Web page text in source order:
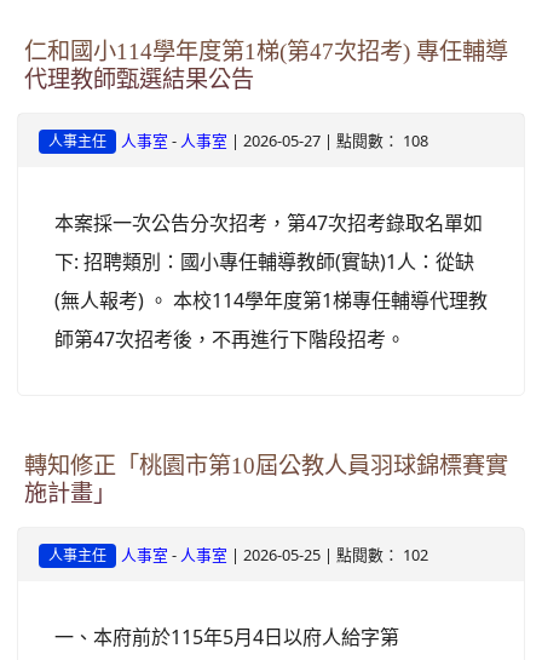
仁和國小114學年度第1梯(第47次招考) 專任輔導
代理教師甄選結果公告
人事主任 人事室 - 人事室 | 2026-05-27 | 點閱數： 108
本案採一次公告分次招考，第47次招考錄取名單如
下: 招聘類別：國小專任輔導教師(實缺)1人：從缺
(無人報考) 。 本校114學年度第1梯專任輔導代理教
師第47次招考後，不再進行下階段招考。
轉知修正「桃園市第10屆公教人員羽球錦標賽實
施計畫」
人事主任 人事室 - 人事室 | 2026-05-25 | 點閱數： 102
一、本府前於115年5月4日以府人給字第